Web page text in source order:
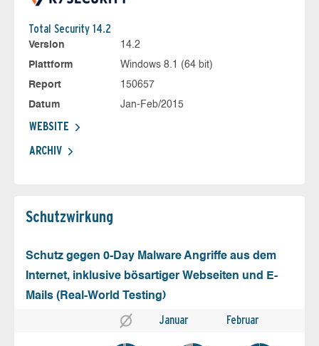
Total Security 14.2
Version
14.2
Plattform
Windows 8.1 (64 bit)
Report
150657
Datum
Jan-Feb/2015
WEBSITE
ARCHIV
Schutz­wirkung
Schutz gegen 0-Day Malware Angriffe aus dem
Internet, inklusive bösartiger Webseiten und E-
Mails (Real-World Testing)
Januar Februar